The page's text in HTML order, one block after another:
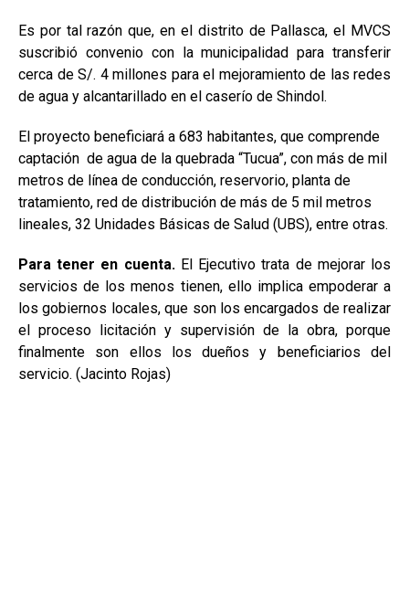
Es por tal razón que, en el distrito de Pallasca, el MVCS
suscribió convenio con la municipalidad para transferir
cerca de S/. 4 millones para el mejoramiento de las redes
de agua y alcantarillado en el caserío de Shindol.
El proyecto beneficiará a 683 habitantes, que comprende
captación de agua de la quebrada “Tucua”, con más de mil
metros de línea de conducción, reservorio, planta de
tratamiento, red de distribución de más de 5 mil metros
lineales, 32 Unidades Básicas de Salud (UBS), entre otras.
Para tener en cuenta. El Ejecutivo trata de mejorar los
servicios de los menos tienen, ello implica empoderar a
los gobiernos locales, que son los encargados de realizar
el proceso licitación y supervisión de la obra, porque
finalmente son ellos los dueños y beneficiarios del
servicio. (Jacinto Rojas)